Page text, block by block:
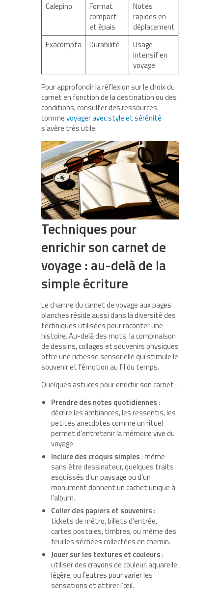
Calepino
Format
compact
et épais
Notes
rapides en
déplacement
Exacompta
Durabilité
Usage
intensif en
voyage
Pour approfondir la réflexion sur le choix du
carnet en fonction de la destination ou des
conditions, consulter des ressources
commevoyager avec style et sérénité
s’avère très utile.
Techniques pour
enrichir son carnet de
voyage : au-delà de la
simple écriture
Le charme du carnet de voyage aux pages
blanches réside aussi dans la diversité des
techniques utilisées pour raconter une
histoire. Au-delà des mots, la combinaison
de dessins, collages et souvenirs physiques
offre une richesse sensorielle qui stimule le
souvenir et l’émotion au fil du temps.
Quelques astuces pour enrichir son carnet :
Prendre des notes quotidiennes:
décrire les ambiances, les ressentis, les
petites anecdotes comme un rituel
permet d’entretenir la mémoire vive du
voyage.
Inclure des croquis simples: même
sans être dessinateur, quelques traits
esquissés d’un paysage ou d’un
monument donnent un cachet unique à
l’album.
Coller des papiers et souvenirs:
tickets de métro, billets d’entrée,
cartes postales, timbres, ou même des
feuilles séchées collectées en chemin.
Jouer sur les textures et couleurs:
utiliser des crayons de couleur, aquarelle
légère, ou feutres pour varier les
sensations et attirer l’œil.